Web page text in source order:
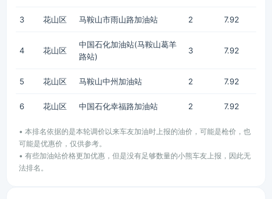
3 花山区 马鞍山市雨山路加油站 2 7.92
4 花山区
中国石化加油站(马鞍山葛羊
路站)
3 7.92
5 花山区 马鞍山中州加油站 2 7.92
6 花山区 中国石化幸福路加油站 2 7.92
• 本排名依据的是本轮调价以来车友加油时上报的油价，可能是枪价，也
可能是优惠价，仅供参考。
• 有些加油站价格更加优惠，但是没有足够数量的小熊车友上报，因此无
法排名。